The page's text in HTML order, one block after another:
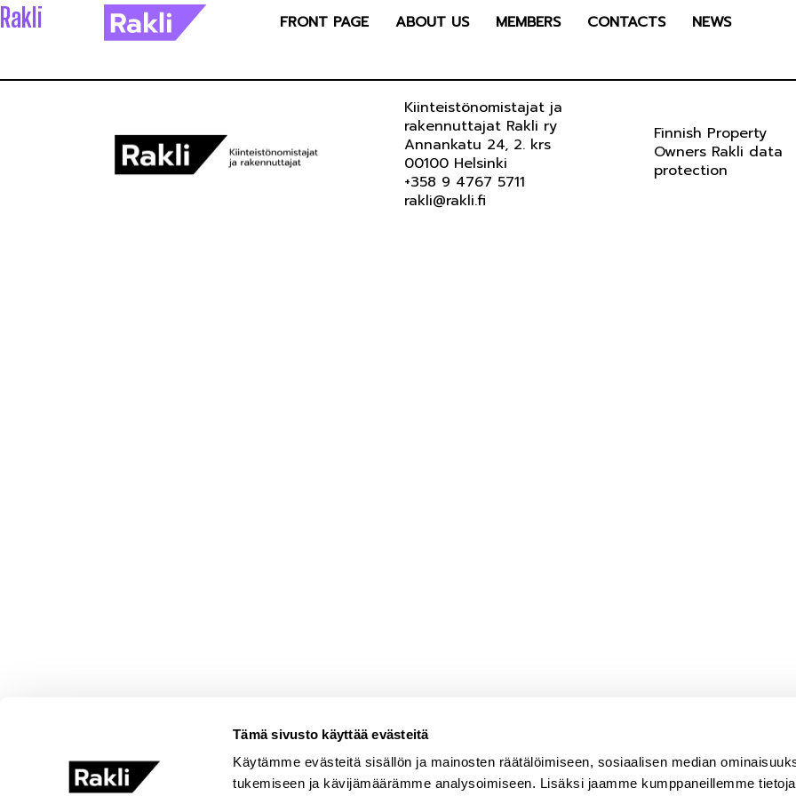
Tämä sivusto käyttää evästeitä
Käytämme evästeitä sisällön ja mainosten räätälöimiseen, sosiaalisen median
tukemiseen ja kävijämäärämme analysoimiseen. Lisäksi jaamme kumppaneillemme
FRONT PAGE ABOUT US MEMBERS CONTACTS NEWS
Rakli
Kiinteistönomistajat ja
rakennuttajat Rakli ry
Annankatu 24, 2. krs
00100 Helsinki
+358 9 4767 5711
rakli@rakli.fi
Finnish Property
Owners Rakli data
protection